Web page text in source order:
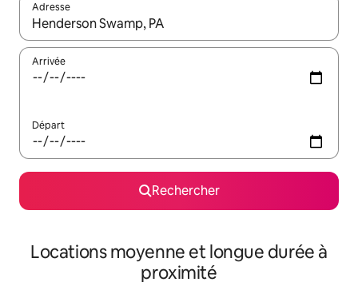
Adresse
Lorsque les résultats s'affichent, utilisez les flèches vers le
Arrivée
Départ
Rechercher
Locations moyenne et longue durée à
proximité